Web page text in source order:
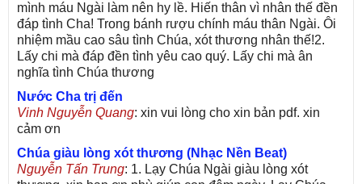
mình máu Ngài làm nên hy lề. Hiến thân vì nhân thế đền
đáp tình Cha! Trong bánh rượu chính máu thân Ngài. Ôi
nhiệm mầu cao sâu tình Chúa, xót thương nhân thế!2.
Lấy chi mà đáp đền tình yêu cao quý. Lấy chi mà ân
nghĩa tình Chúa thương
Nước Cha trị đến
Vinh Nguyễn Quang: xin vui lòng cho xin bản pdf. xin
cảm ơn
Chúa giàu lòng xót thương (Nhạc Nền Beat)
Nguyễn Tấn Trung: 1. Lạy Chúa Ngài giàu lòng xót